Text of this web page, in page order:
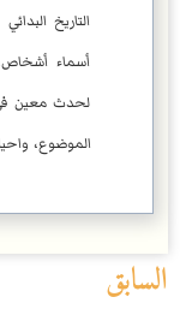
التاريخ
أسماء
لحدث معين
الموضوع،
السابق